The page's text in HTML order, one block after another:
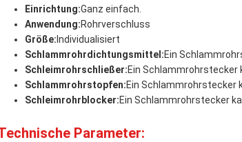
Einrichtung:Ganz einfach.
Anwendung:Rohrverschluss
Größe: Individualisiert
Schlammrohrdichtungsmittel:Ein
Schleimrohrschließer:Ein Schlammrohrstecker
Schlammrohrstopfen:Ein Schlammrohrstecker
Schleimrohrblocker:Ein Schlammrohrstecker
Parameter: